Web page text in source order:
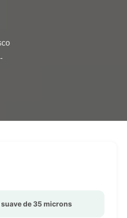
de 35 microns